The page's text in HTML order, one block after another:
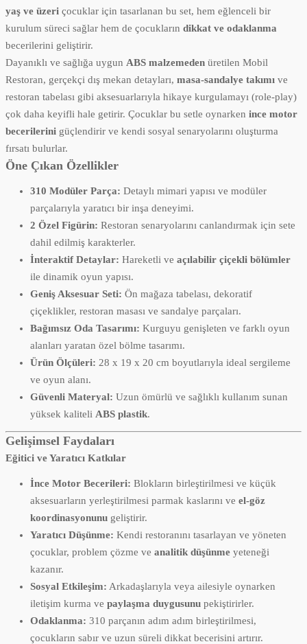
yaş ve üzeri çocuklar için tasarlanan bu set, hem eğlenceli bir
kurulum süreci sağlar hem de çocuklarındikkat ve odaklanma
becerilerini geliştirir.
Dayanıklı ve sağlığa uygun ABS malzemeden üretilen Mobil
Restoran, gerçekçi dış mekan detayları,masa-sandalye takımı ve
restoran tabelası gibi aksesuarlarıyla hikaye kurgulamayı (role-play)
çok daha keyifli hale getirir. Çocuklar bu setle oynarkenince motor
becerilerini güçlendirir ve kendi sosyal senaryolarını oluşturma
fırsatı bulurlar.
Öne Çıkan Özellikler
310 Modüler Parça: Detaylı mimari yapısı ve modüler
parçalarıyla yaratıcı bir inşa deneyimi.
2 Özel Figürin: Restoran senaryolarını canlandırmak için sete
dahil edilmiş karakterler.
İnteraktif Detaylar: Hareketli veaçılabilir çiçekli bölümler
ile dinamik oyun yapısı.
Geniş Aksesuar Seti: Ön mağaza tabelası, dekoratif
çiçeklikler, restoran masası ve sandalye parçaları.
Bağımsız Oda Tasarımı: Kurguyu genişleten ve farklı oyun
alanları yaratan özel bölme tasarımı.
Ürün Ölçüleri: 28 x 19 x 20 cm boyutlarıyla ideal sergileme
ve oyun alanı.
Güvenli Materyal: Uzun ömürlü ve sağlıklı kullanım sunan
yüksek kaliteli ABS plastik.
Gelişimsel Faydaları
Eğitici ve Yaratıcı Katkılar
İnce Motor Becerileri: Blokların birleştirilmesi ve küçük
aksesuarların yerleştirilmesi parmak kaslarını veel-göz
koordinasyonunu geliştirir.
Yaratıcı Düşünme: Kendi restoranını tasarlayan ve yöneten
çocuklar, problem çözme veanalitik düşünme yeteneği
kazanır.
Sosyal Etkileşim: Arkadaşlarıyla veya ailesiyle oynarken
iletişim kurma vepaylaşma duygusunu pekiştirirler.
Odaklanma: 310 parçanın adım adım birleştirilmesi,
çocukların sabır ve uzun süreli dikkat becerisini artırır.